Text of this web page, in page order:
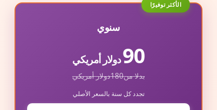
الأكثر توفيرًا
سنوي
90دولار أمريكي
بدلا من180دولار أمريكي
تجدد كل سنة بالسعر الأصلي